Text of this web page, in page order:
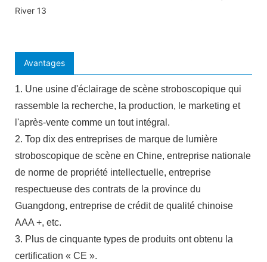
Avantages
1. Une usine d'éclairage de scène stroboscopique qui
rassemble la recherche, la production, le marketing et
l'après-vente comme un tout intégral.
2. Top dix des entreprises de marque de lumière
stroboscopique de scène en Chine, entreprise nationale
de norme de propriété intellectuelle, entreprise
respectueuse des contrats de la province du
Guangdong, entreprise de crédit de qualité chinoise
AAA +, etc.
3. Plus de cinquante types de produits ont obtenu la
certification « CE ».